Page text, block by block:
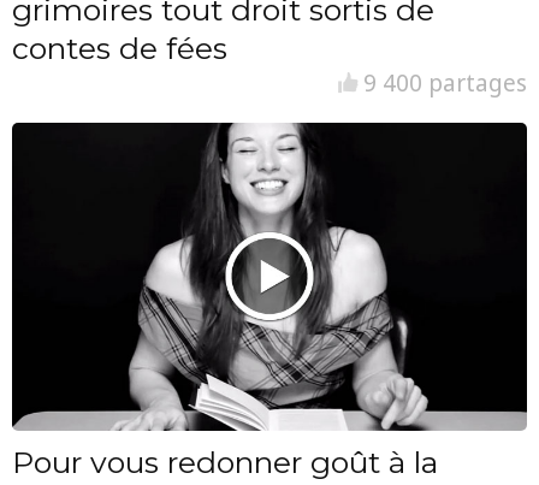
grimoires tout droit sortis de
contes de fées
9 400 partages
Pour vous redonner goût à la